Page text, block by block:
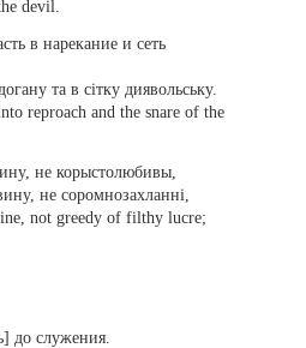
devil.
в нарекание и сеть
та в сітку диявольську.
reproach and the snare of the
не корыстолюбивы,
не соромнозахланні,
not greedy of filthy lucre;
до служения.